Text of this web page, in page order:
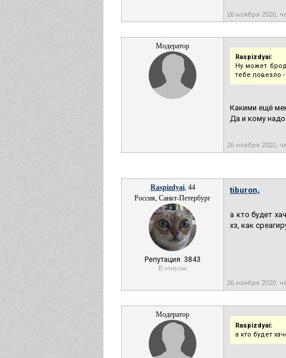
26 ноября 2020,
Модератор
Raspizdyai:
Ну может
тебе повезло
Какими ещё
Да и кому
26 ноября 2020,
Raspizdyai, 44
Россия, Санкт-Петербург
Репутация: 3843
В отпуске
tiburon,
а кто будет
хз, как
26 ноября 2020,
Модератор
Raspizdyai:
а кто будет